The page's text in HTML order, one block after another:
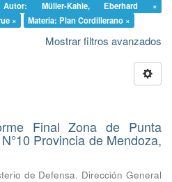
Autor: Müller-Kahle, Eberhard ×
× Materia: Plan Cordillerano ×
Mostrar filtros avanzados
Final Zona de Punta
Provincia de Mendoza,
de Defensa. Dirección General